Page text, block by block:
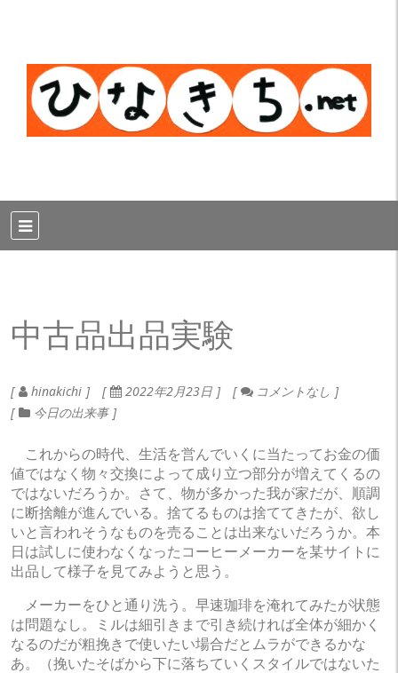
中古品出品実験
hinakichi 2022年2月23日
コメントなし
今日の出来事
これからの時代、生活を営んでいくに当たってお金の価
値ではなく物々交換によって成り立つ部分が増えてくるの
ではないだろうか。さて、物が多かった我が家だが、順調
に断捨離が進んでいる。捨てるものは捨ててきたが、欲し
いと言われそうなものを売ることは出来ないだろうか。本
日は試しに使わなくなったコーヒーメーカーを某サイトに
出品して様子を見てみようと思う。
メーカーをひと通り洗う。早速珈琲を淹れてみたが状態
は問題なし。ミルは細引きまで引き続ければ全体が細かく
なるのだが粗挽きで使いたい場合だとムラができるかな
あ。（挽いたそばから下に落ちていくスタイルではないた